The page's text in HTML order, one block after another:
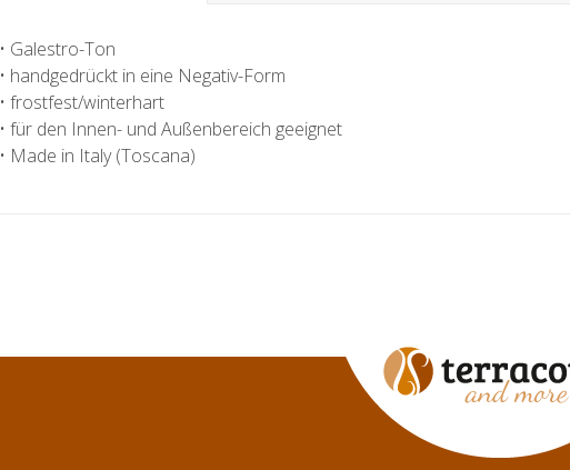
• Galestro-Ton
• handgedrückt in eine Negativ-Form
• frostfest/winterhart
• für den Innen- und Außenbereich geeignet
• Made in Italy (Toscana)